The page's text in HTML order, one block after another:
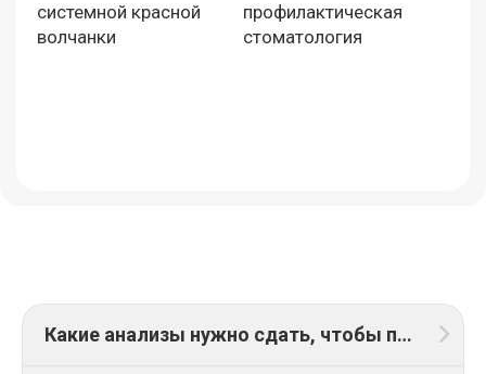
системной красной
волчанки
профилактическая
стоматология
Какие анализы нужно сдать, чтобы поехать в лагерь?